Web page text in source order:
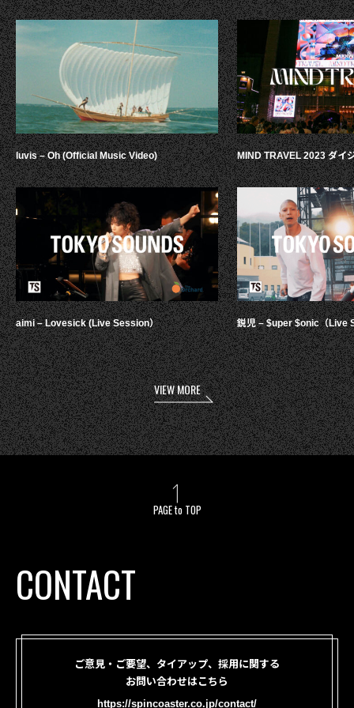
luvis – Oh (Official Music Video)
aimi – Lovesick (Live Session）
MIND TRAVEL 2023 ダイ
鋭児 – $uper $onic（Live
VIEW MORE
PAGE to TOP
CONTACT
ご意見・ご要望、タイアップ、採用に関する
お問い合わせはこちら
https://spincoaster.co.jp/contact/